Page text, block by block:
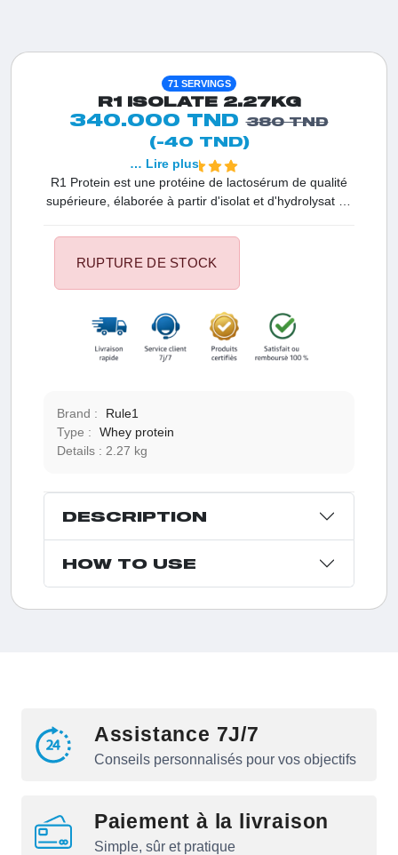
71 SERVINGS
R1 ISOLATE 2.27KG
340.000 TND 380 TND
(-40 TND)
R1 Protein est une protéine de lactosérum de qualité
supérieure, élaborée à partir d'isolat et d'hydrolysat de
marques, Rule One Protein exclut l'utilisation de
concentrés de lactosérum, de crèmes, de gommes ou
pureté protéique exceptionnelle atteignant jusqu'à 87
%. Avec R1 Protein, profitez d'une concentration plus
élevée de protéines de lactosérum à action rapide par
gramme, pour des résultats optimaux.
… Lire plus
RUPTURE DE STOCK
Brand :
Rule1
Type :
Whey protein
Details :
2.27 kg
DESCRIPTION
HOW TO USE
Assistance 7J/7
Conseils personnalisés pour vos objectifs
Paiement à la livraison
Simple, sûr et pratique